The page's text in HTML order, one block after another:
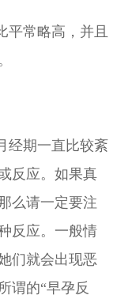
平常略高，并且
经期一直比较紊
反应。如果真
么请一定要注
反应。一般情
们就会出现恶
谓的“早孕反